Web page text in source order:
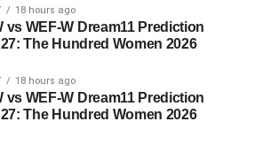
18 hours ago
vs WEF-W Dream11 Prediction
27: The Hundred Women 2026
18 hours ago
vs WEF-W Dream11 Prediction
27: The Hundred Women 2026